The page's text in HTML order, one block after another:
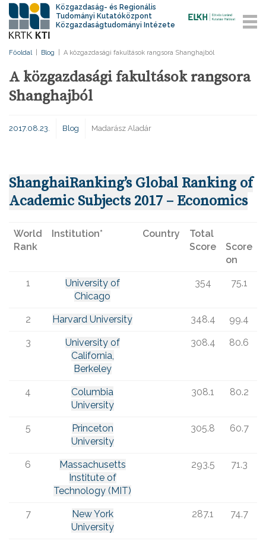
Közgazdaság- és Regionális
Tudományi Kutatóközpont
Közgazdaságtudományi Intézete
Főoldal Blog A közgazdasági fakultások rangsora Shanghajból
A közgazdasági fakultások rangsora
Shanghajból
2017.08.23. Blog Madarász Aladár
ShanghaiRanking’s Global Ranking of
Academic Subjects 2017 – Economics
World
Rank
Institution* Country
Total
Score
Score
on
1
University of
Chicago
354 75.1
2 Harvard University 348.4 99.4
3
University of
California,
Berkeley
308.4 80.6
4
Columbia
University
308.1 80.2
5
Princeton
University
305.8 60.7
6
Massachusetts
Institute of
Technology (MIT)
293.5 71.3
7
New York
University
287.1 74.7